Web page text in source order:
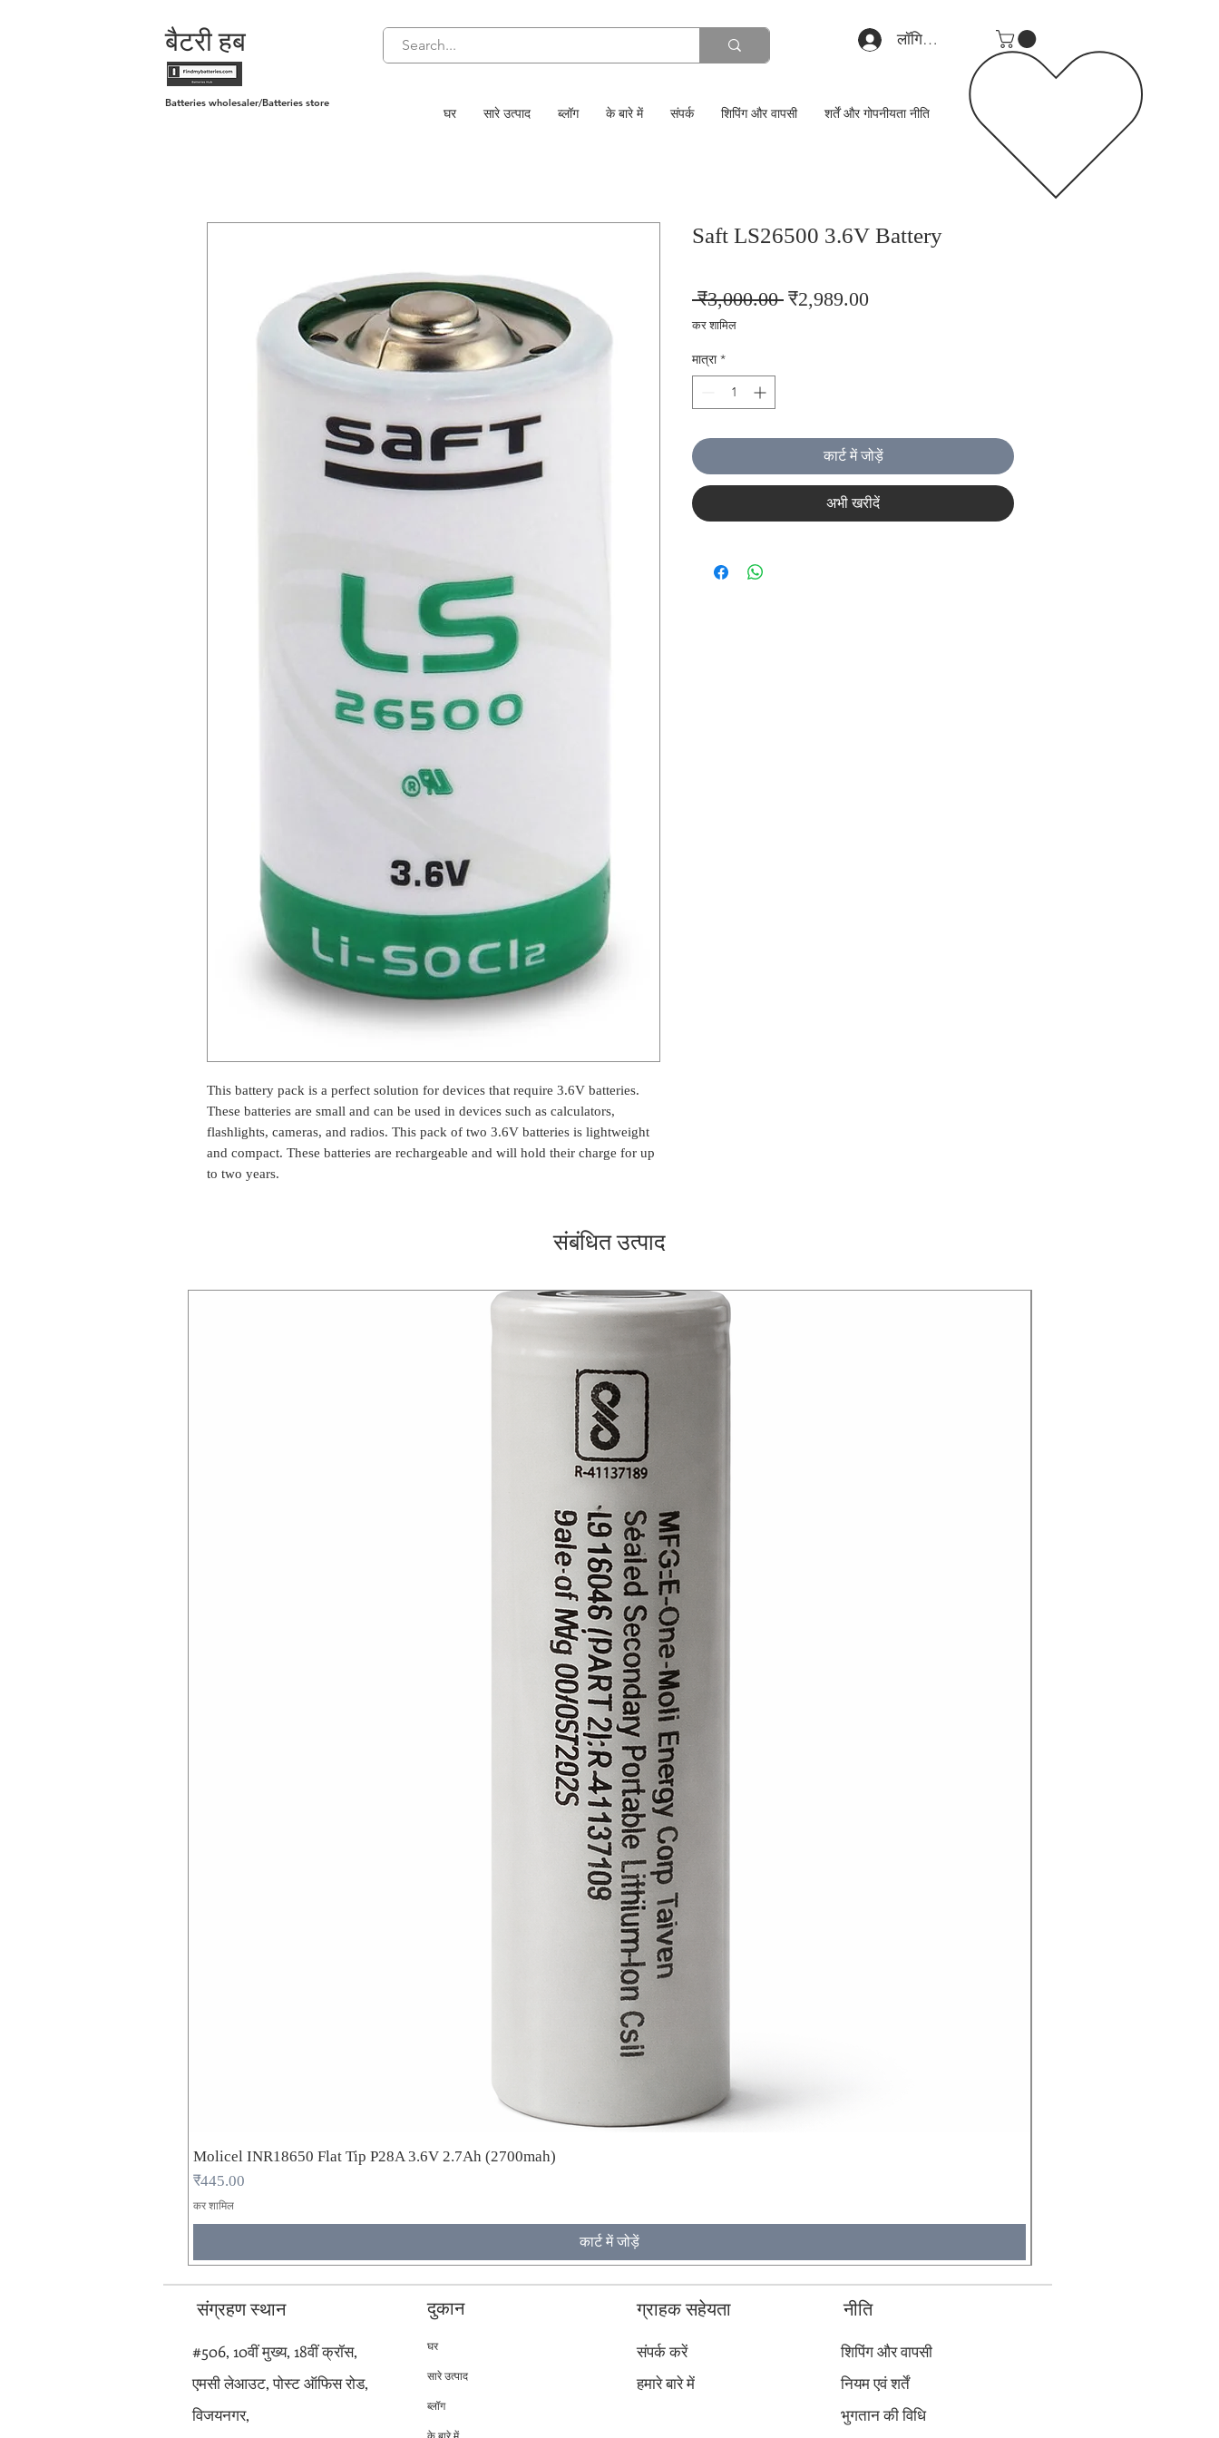
बैटरी हब लॉगिन करें
घर सारे उत्पाद ब्लॉग के बारे में संपर्क शिपिंग और वापसी शर्तें और गोपनीयता नीति
Batteries wholesaler/Batteries store
This battery pack is a perfect solution for devices that require 3.6V batteries.
These batteries are small and can be used in devices such as calculators,
flashlights, cameras, and radios. This pack of two 3.6V batteries is lightweight
and compact. These batteries are rechargeable and will hold their charge for up
to two years.
Saft LS26500 3.6V Battery
₹3,000.00 नियमित
₹2,989.00बिक्री
कर शामिल
मात्रा *
कार्ट में जोड़ें
अभी खरीदें
संबंधित उत्पाद
Molicel INR18650 Flat Tip P28A 3.6V 2.7Ah (2700mah)
मूल्य
₹445.00
कर शामिल
कार्ट में जोड़ें
संग्रहण स्थान
#506, 10वीं मुख्य, 18वीं क्रॉस,
एमसी लेआउट, पोस्ट ऑफिस रोड,
विजयनगर,
दुकान
घर
सारे उत्पाद
ब्लॉग
ग्राहक सहेयता
संपर्क करें
हमारे बारे में
नीति
शिपिंग और वापसी
नियम एवं शर्तें
भुगतान की विधि